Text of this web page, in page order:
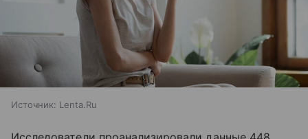
Источник: Lenta.Ru